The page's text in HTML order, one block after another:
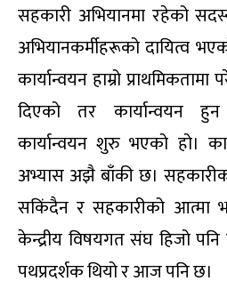
सहकारी अभियानमा रहेको
अभियानकर्मीहरूको दायित्व
कार्यान्वयन हाम्रो
दिएको तर कार्यान्वयन
कार्यान्वयन शुरु भएको हो।
अभ्यास अझै बाँकी छ।
सकिंदैन र सहकारीको आत्मा
केन्द्रीय विषयगत संघ हिजो
पथप्रदर्शक थियो र आज पनि छ।